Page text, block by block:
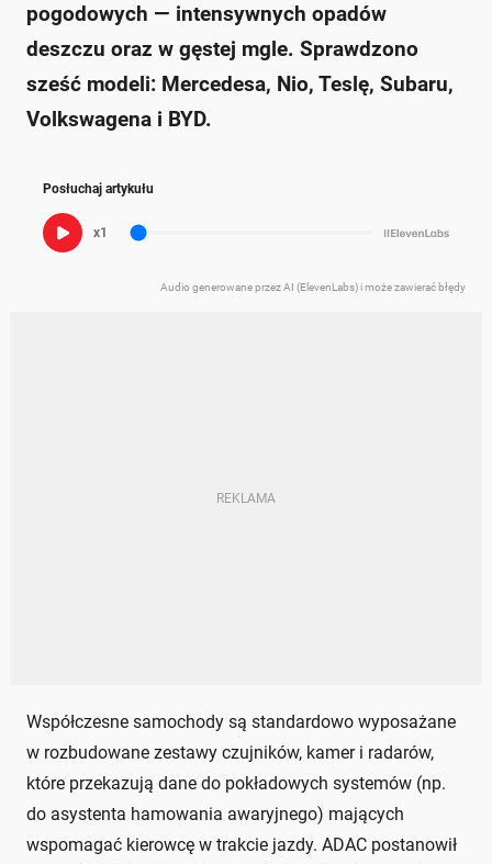
pogodowych — intensywnych opadów
deszczu oraz w gęstej mgle. Sprawdzono
sześć modeli: Mercedesa, Nio, Teslę, Subaru,
Volkswagena i BYD.
Posłuchaj artykułu
x1
Audio generowane przez AI (ElevenLabs) i może zawierać błędy
Współczesne samochody są standardowo wyposażane
w rozbudowane zestawy czujników, kamer i radarów,
które przekazują dane do pokładowych systemów (np.
do asystenta hamowania awaryjnego) mających
wspomagać kierowcę w trakcie jazdy. ADAC postanowił